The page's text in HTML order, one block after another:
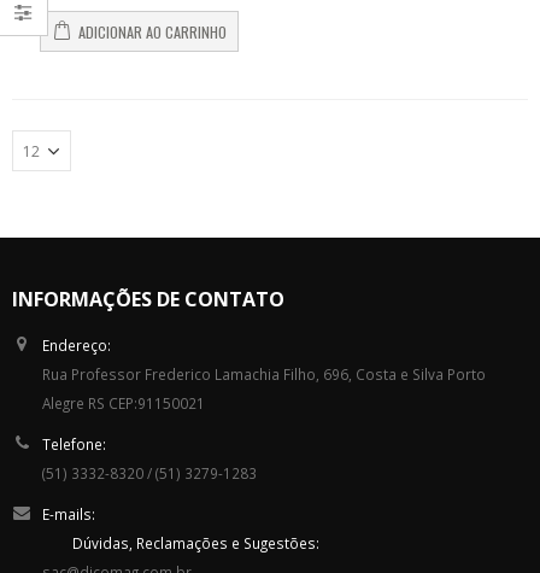
ADICIONAR AO CARRINHO
INFORMAÇÕES DE CONTATO
Endereço:
Rua Professor Frederico Lamachia Filho, 696, Costa e Silva Porto
Alegre RS CEP:91150021
Telefone:
(51) 3332-8320 / (51) 3279-1283
E-mails:
Dúvidas, Reclamações e Sugestões: